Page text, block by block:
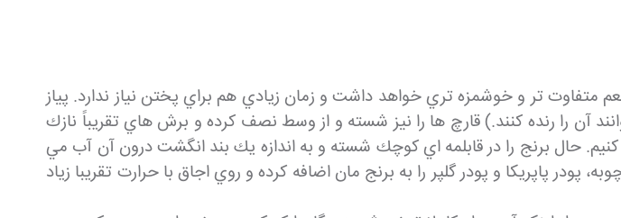
متفاوت تر و خوشمزه تري خواهد داشت و زمان زيادي هم براي پختن نياز ندارد. پياز
آن را رنده كنند.) قارچ ها را نيز شسته و از وسط نصف كرده و برش هاي تقريباً نازك
حال برنج را در قابلمه اي كوچك شسته و به اندازه يك بند انگشت درون آن آب مي
پودر پاپريكا و پودر گلپر را به برنج مان اضافه كرده و روي اجاق با حرارت تقريبا زياد